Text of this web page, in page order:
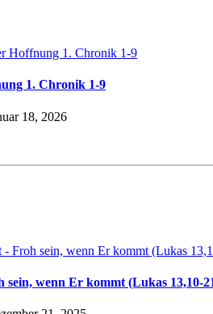
1. Chronik 1-9
18, 2026
sein, wenn Er kommt (Lukas 13,10-